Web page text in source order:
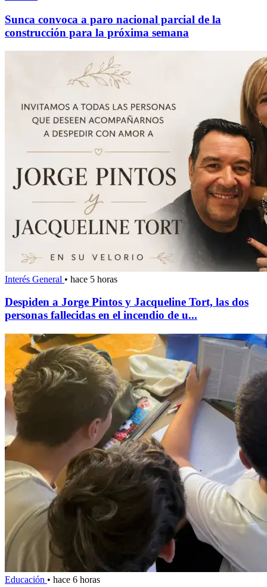
Sunca convoca a paro nacional parcial de la
construcción para la próxima semana
Interés General • hace 5 horas
Despiden a Jorge Pintos y Jacqueline Tort, las dos
personas fallecidas en el incendio de u...
Educación • hace 6 horas